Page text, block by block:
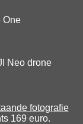
One
Neo drone
fotografie
169 euro.